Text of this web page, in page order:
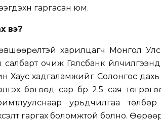
гаргасан юм.
вэ?
харилцагч Монгол
очиж Гялсбанк үйлчилгээнд
Хаус хадгаламжийг Солонгос
бөгөөд сар бүр 2.5 сая
урьдчилгаа төлбөр
гаргах боломжтой болно.